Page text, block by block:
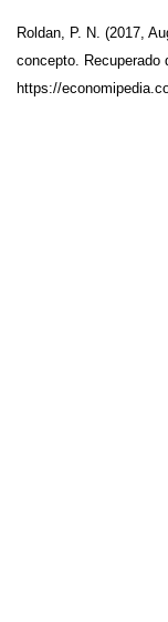
Roldan, P. N. (2017,
concepto. Recuperado
https://